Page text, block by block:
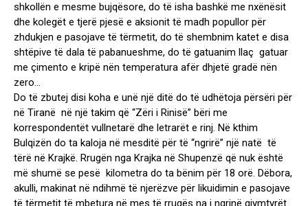
shkollën e mesme bujqësore, do të isha bashkë me nxënësit
dhe kolegët e tjerë pjesë e aksionit të madh popullor për
zhdukjen e pasojave të tërmetit, do të shembnim katet e disa
shtëpive të dala të pabanueshme, do të gatuanim llaç gatuar
me çimento e kripë nën temperatura afër dhjetë gradë nën
zero…
Do të zbutej disi koha e unë një ditë do të udhëtoja përsëri për
në Tiranë në një takim që “Zëri i Rinisë” bëri me
korrespondentët vullnetarë dhe letrarët e rinj. Në kthim
Bulqizën do ta kaloja në mesditë për të “ngrirë” një natë të
tërë në Krajkë. Rrugën nga Krajka në Shupenzë që nuk është
më shumë se pesë kilometra do ta bënim për 18 orë. Dëbora,
akulli, makinat në ndihmë të njerëzve për likuidimin e pasojave
të tërmetit të mbetura në mes të rrugës na i ngrinë gjymtyrët